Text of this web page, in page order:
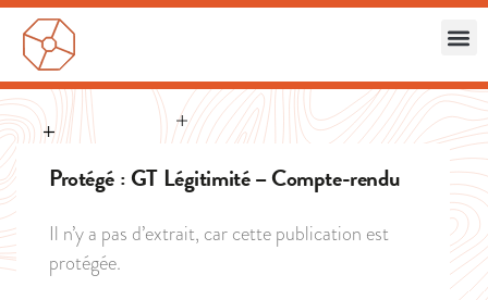
Protégé : GT Légitimité – Compte-rendu
Il n’y a pas d’extrait, car cette publication est
protégée.